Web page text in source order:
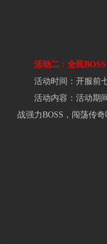
活动二：全民BOSS
活动时间：开服前
活动内容：活动期间
战强力BOSS，闯荡传奇